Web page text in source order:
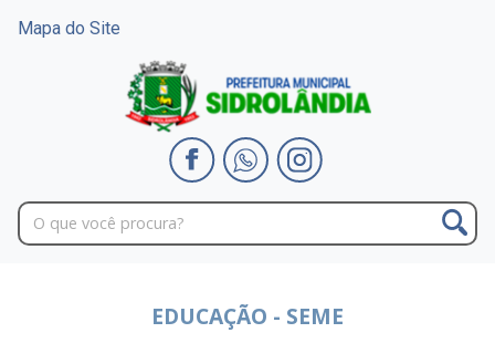
Mapa do Site
EDUCAÇÃO - SEME